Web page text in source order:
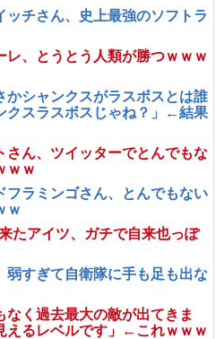
ッチさん、史上最強のソフトラ
レ、とうとう人類が勝つｗｗｗ
かシャンクスがラスボスとは誰
クスラスボスじゃね？」←結果
さん、ツイッターでとんでもな
ｗｗ
フラミンゴさん、とんでもない
ｗ
たアイツ、ガチで自来也っぽ
弱すぎて自衛隊に手も足も出な
なく過去最大の敵が出てきま
えるレベルです」←これｗｗｗ